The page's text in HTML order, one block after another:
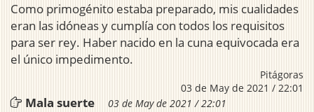
Como primogénito estaba preparado, mis cualidades
eran las idóneas y cumplía con todos los requisitos
para ser rey. Haber nacido en la cuna equivocada era
el único impedimento.
Pitágoras
03 de May de 2021 / 22:01
Mala suerte
03 de May de 2021 / 22:01